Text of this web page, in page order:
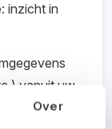
Over
inzicht in
vanuit uw